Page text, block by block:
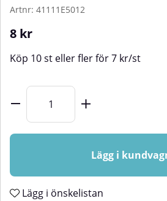
Artnr: 41111E5012
8 kr
Köp 10 st eller fler för7 kr/st
Lägg i
Lägg i önskelistan